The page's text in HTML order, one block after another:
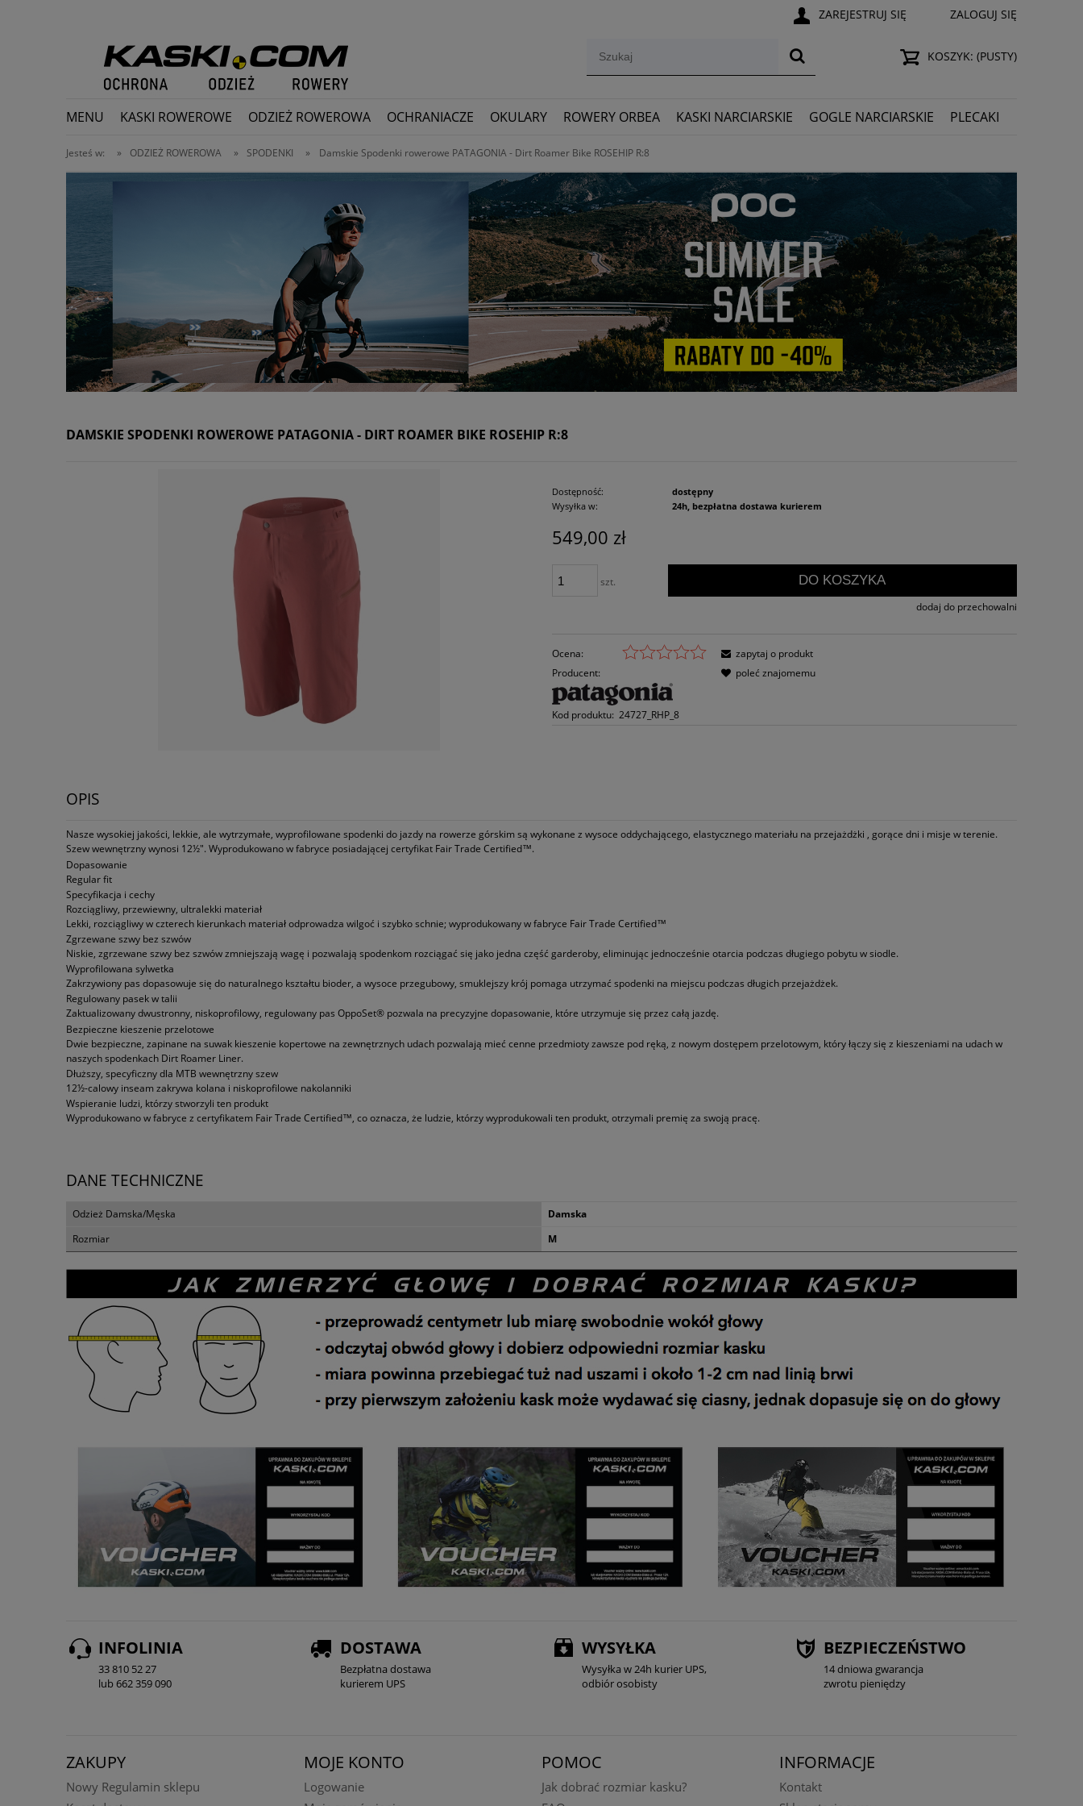
ZAREJESTRUJ SIĘ ZALOGUJ SIĘ
KOSZYK: (PUSTY)
MENU KASKI ROWEROWE ODZIEŻ ROWEROWA OCHRANIACZE OKULARY ROWERY ORBEA KASKI NARCIARSKIE GOGLE NARCIARSKIE
PLECAKI
PROMOCJE
Jesteś w: » ODZIEŻ ROWEROWA » SPODENKI » Damskie Spodenki rowerowe PATAGONIA - Dirt Roamer Bike ROSEHIP R:8
DAMSKIE SPODENKI ROWEROWE PATAGONIA - DIRT ROAMER BIKE ROSEHIP R:8
Dostępność:
dostępny
Wysyłka w:
24h, bezpłatna dostawa kurierem
549,00 zł
szt. DO KOSZYKA
dodaj do przechowalni
Ocena:
Producent:
Kod produktu: 24727_RHP_8
zapytaj o produkt
poleć znajomemu
OPIS
Nasze wysokiej jakości, lekkie, ale wytrzymałe, wyprofilowane spodenki do jazdy na rowerze górskim są wykonane z wysoce oddychającego, elastycznego materiału na przejażdżki , gorące dni i misje w terenie.
Szew wewnętrzny wynosi 12½". Wyprodukowano w fabryce posiadającej certyfikat Fair Trade Certified™.
Dopasowanie
Regular fit
Specyfikacja i cechy
Rozciągliwy, przewiewny, ultralekki materiał
Lekki, rozciągliwy w czterech kierunkach materiał odprowadza wilgoć i szybko schnie; wyprodukowany w fabryce Fair Trade Certified™
Zgrzewane szwy bez szwów
Niskie, zgrzewane szwy bez szwów zmniejszają wagę i pozwalają spodenkom rozciągać się jako jedna część garderoby, eliminując jednocześnie otarcia podczas długiego pobytu w siodle.
Wyprofilowana sylwetka
Zakrzywiony pas dopasowuje się do naturalnego kształtu bioder, a wysoce przegubowy, smuklejszy krój pomaga utrzymać spodenki na miejscu podczas długich przejażdżek.
Regulowany pasek w talii
Zaktualizowany dwustronny, niskoprofilowy, regulowany pas OppoSet® pozwala na precyzyjne dopasowanie, które utrzymuje się przez całą jazdę.
Bezpieczne kieszenie przelotowe
Dwie bezpieczne, zapinane na suwak kieszenie kopertowe na zewnętrznych udach pozwalają mieć cenne przedmioty zawsze pod ręką, z nowym dostępem przelotowym, który łączy się z kieszeniami na udach w
naszych spodenkach Dirt Roamer Liner.
Dłuższy, specyficzny dla MTB wewnętrzny szew
12½-calowy inseam zakrywa kolana i niskoprofilowe nakolanniki
Wspieranie ludzi, którzy stworzyli ten produkt
Wyprodukowano w fabryce z certyfikatem Fair Trade Certified™, co oznacza, że ludzie, którzy wyprodukowali ten produkt, otrzymali premię za swoją pracę.
DANE TECHNICZNE
Odzież Damska/Męska
Damska
Rozmiar
M
INFOLINIA
33 810 52 27
lub 662 359 090
DOSTAWA
Bezpłatna dostawa
kurierem UPS
WYSYŁKA
Wysyłka w 24h kurier UPS,
odbiór osobisty
BEZPIECZEŃSTWO
14 dniowa gwarancja
zwrotu pieniędzy
ZAKUPY
Nowy Regulamin sklepu
MOJE KONTO
Logowanie
POMOC
Jak dobrać rozmiar kasku?
INFORMACJE
Kontakt